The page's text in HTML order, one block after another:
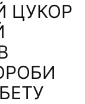
ЦУКОР